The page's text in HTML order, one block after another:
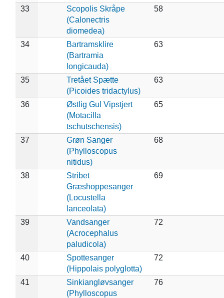
33
Scopolis Skråpe
(Calonectris
diomedea)
58
34
Bartramsklire
(Bartramia
longicauda)
63
35
Tretået Spætte
(Picoides tridactylus)
63
36
Østlig Gul Vipstjert
(Motacilla
tschutschensis)
65
37
Grøn Sanger
(Phylloscopus
nitidus)
68
38
Stribet
Græshoppesanger
(Locustella
lanceolata)
69
39
Vandsanger
(Acrocephalus
paludicola)
72
40
Spottesanger
(Hippolais polyglotta)
72
41
Sinkiangløvsanger
(Phylloscopus
76